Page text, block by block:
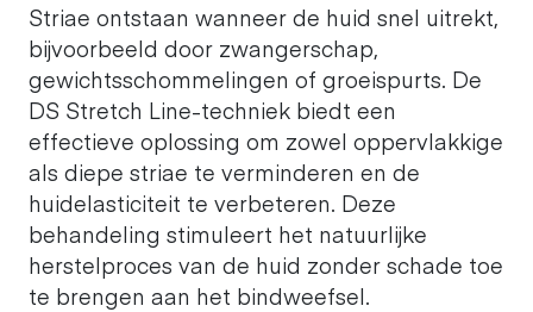
Striae ontstaan wanneer de huid snel uitrekt,
bijvoorbeeld door zwangerschap,
gewichtsschommelingen of groeispurts. De
DS Stretch Line-techniek biedt een
effectieve oplossing om zowel oppervlakkige
als diepe striae te verminderen en de
huidelasticiteit te verbeteren. Deze
behandeling stimuleert het natuurlijke
herstelproces van de huid zonder schade toe
te brengen aan het bindweefsel.